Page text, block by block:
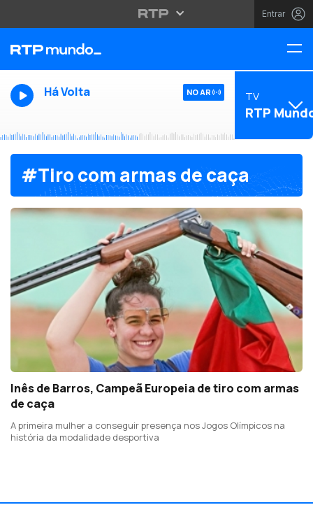
Entrar
Há Volta NO AR TV
RTP
#Tiro com armas de caça
Inês de Barros, Campeã Europeia de tiro com armas
de caça
A primeira mulher a conseguir presença nos Jogos Olímpicos na
história da modalidade desportiva